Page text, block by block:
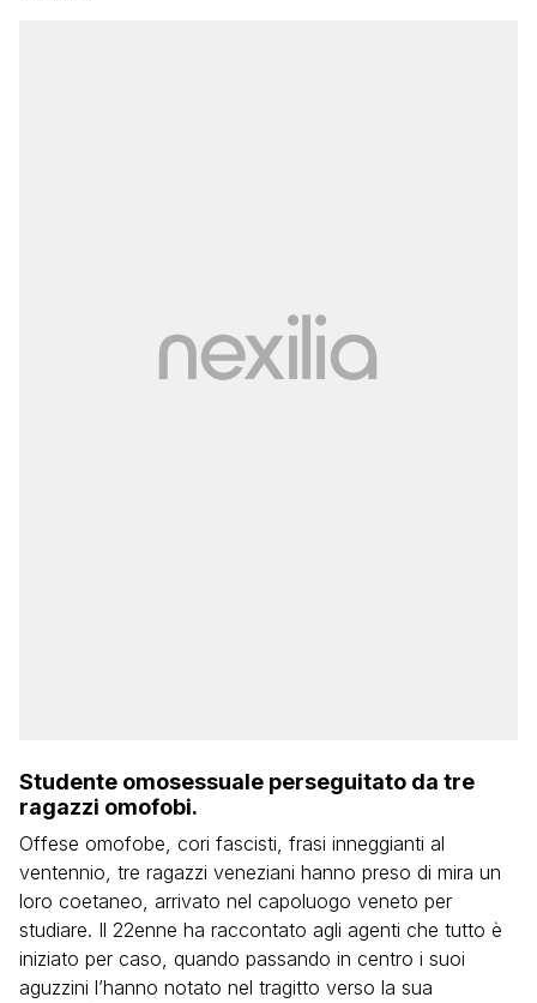
Studente omosessuale perseguitato da tre
ragazzi omofobi.
Offese omofobe, cori fascisti, frasi inneggianti al
ventennio, tre ragazzi veneziani hanno preso di mira un
loro coetaneo, arrivato nel capoluogo veneto per
studiare. Il 22enne ha raccontato agli agenti che tutto è
iniziato per caso, quando passando in centro i suoi
aguzzini l’hanno notato nel tragitto verso la sua